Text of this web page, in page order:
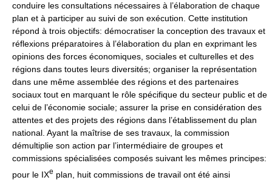
conduire les consultations nécessaires à l’élaboration de chaque
plan et à participer au suivi de son exécution. Cette institution
répond à trois objectifs: démocratiser la conception des travaux et
réflexions préparatoires à l’élaboration du plan en exprimant les
opinions des forces économiques, sociales et culturelles et des
régions dans toutes leurs diversités; organiser la représentation
dans une même assemblée des régions et des partenaires
sociaux tout en marquant le rôle spécifique du secteur public et de
celui de l’économie sociale; assurer la prise en considération des
attentes et des projets des régions dans l’établissement du plan
national. Ayant la maîtrise de ses travaux, la commission
démultiplie son action par l’intermédiaire de groupes et
commissions spécialisées composés suivant les mêmes principes:
pour le IXe plan, huit commissions de travail ont été ainsi